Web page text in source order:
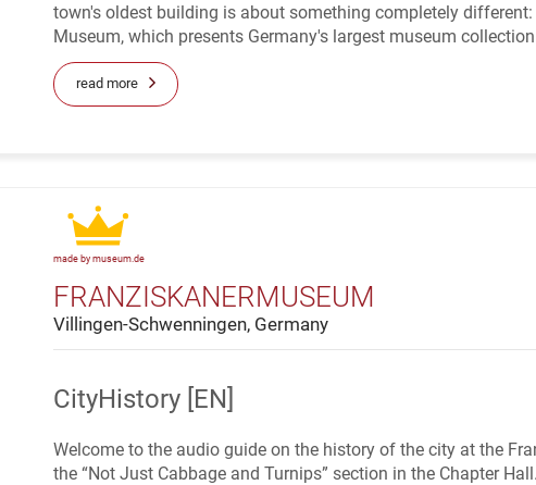
town's oldest building is about something completely
Museum, which presents Germany's largest museum
read more
made by museum.de
FRANZISKANERMUSEUM
Villingen-Schwenningen, Germany
CityHistory [EN]
Welcome to the audio guide on the history of the city at the
the “Not Just Cabbage and Turnips” section in the Chapter